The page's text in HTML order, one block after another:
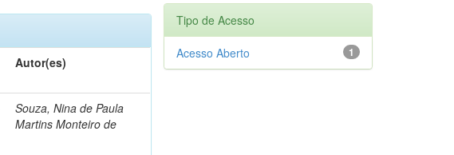
Autor(es)
Souza, Nina de Paula
Martins Monteiro de
Tipo de Acesso
1
Acesso Aberto